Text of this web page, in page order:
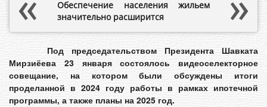
Обеспечение населения жильем
значительно расширится
Под председательством Президента Шавката
Мирзиёева 23 января состоялось видеоселекторное
совещание, на котором были обсуждены итоги
проделанной в 2024 году работы в рамках ипотечной
программы, а также планы на 2025 год.